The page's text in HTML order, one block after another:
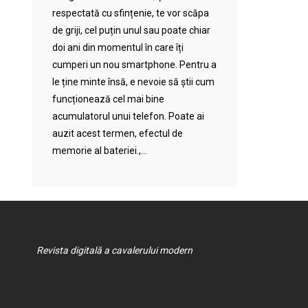
respectată cu sfințenie, te vor scăpa
de griji, cel puțin unul sau poate chiar
doi ani din momentul în care îți
cumperi un nou smartphone. Pentru a
le ține minte însă, e nevoie să știi cum
funcționează cel mai bine
acumulatorul unui telefon. Poate ai
auzit acest termen, efectul de
memorie al bateriei.,...
Revista digitală a cavalerului modern